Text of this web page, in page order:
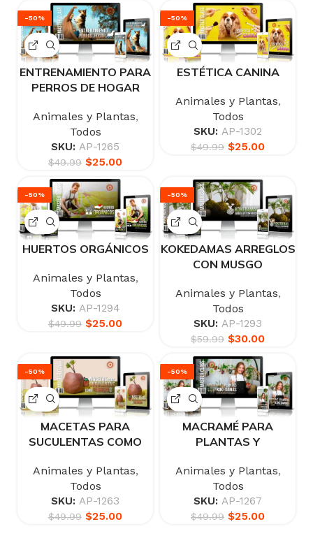
-50%
ENTRENAMIENTO PARA
PERROS DE HOGAR
Animales y Plantas,
Todos
SKU: AP-1265
$49.99 $25.00
-50%
ESTÉTICA CANINA
Animales y Plantas,
Todos
SKU: AP-1302
$49.99 $25.00
-50%
HUERTOS ORGÁNICOS
Animales y Plantas,
Todos
SKU: AP-1294
$49.99 $25.00
-50%
KOKEDAMAS ARREGLOS
CON MUSGO
Animales y Plantas,
Todos
SKU: AP-1293
$59.99 $30.00
-50%
MACETAS PARA
SUCULENTAS COMO
Animales y Plantas,
Todos
SKU: AP-1263
$49.99 $25.00
-50%
MACRAMÉ PARA
PLANTAS Y
Animales y Plantas,
Todos
SKU: AP-1267
$49.99 $25.00